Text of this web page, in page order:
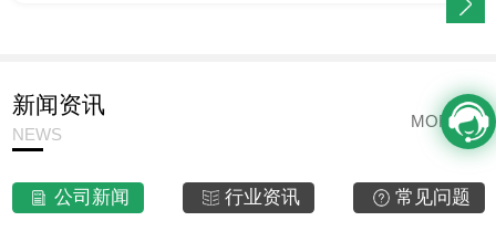
新闻资讯
NEWS
MORE
公司新闻 行业资讯 常见问题